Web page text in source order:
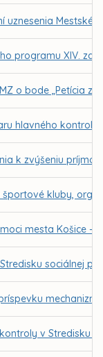
uznesenia
programu XIV.
o bode „Petícia
hlavného
k zvýšeniu
kluby,
mesta Košice -
sociálnej
v Stredisku